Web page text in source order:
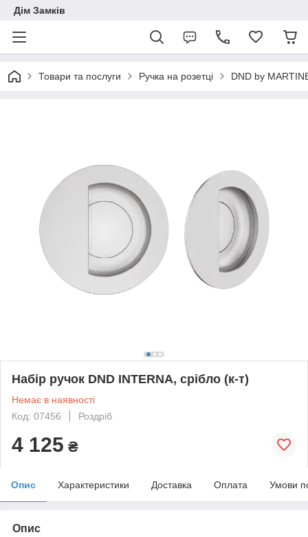
Дім Замків
Товари та послуги Ручка на розетці DND by
Набір ручок DND INTERNA, срібло (к-т)
Немає в наявності
Код: 07456
Роздріб
4 125 ₴
Опис Характеристики Доставка Оплата Умови
Опис